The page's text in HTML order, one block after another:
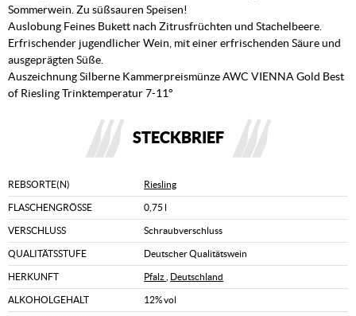
Sommerwein. Zu süßsauren Speisen!
Auslobung Feines Bukett nach Zitrusfrüchten und Stachelbeere.
Erfrischender jugendlicher Wein, mit einer erfrischenden Säure und
ausgeprägten Süße.
Auszeichnung Silberne Kammerpreismünze AWC VIENNA Gold Best
of Riesling Trinktemperatur 7-11°
STECKBRIEF
REBSORTE(N) Riesling
FLASCHENGRÖSSE 0,75 l
VERSCHLUSS Schraubverschluss
QUALITÄTSSTUFE Deutscher Qualitätswein
HERKUNFT Pfalz Deutschland
ALKOHOLGEHALT 12% vol